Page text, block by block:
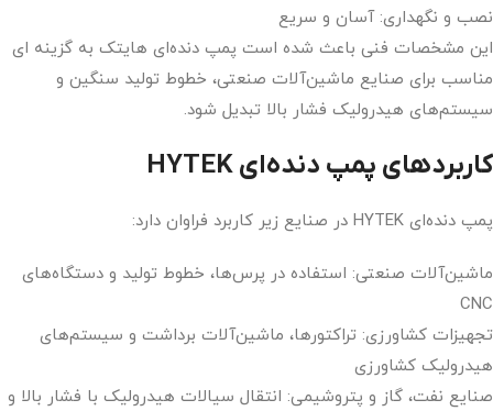
نصب و نگهداری: آسان و سریع
این مشخصات فنی باعث شده است پمپ دنده‌ای هایتک به گزینه ای
مناسب برای صنایع ماشین‌آلات صنعتی، خطوط تولید سنگین و
سیستم‌های هیدرولیک فشار بالا تبدیل شود.
کاربردهای پمپ دنده‌ای HYTEK
پمپ دنده‌ای HYTEK در صنایع زیر کاربرد فراوان دارد:
ماشین‌آلات صنعتی: استفاده در پرس‌ها، خطوط تولید و دستگاه‌های
CNC
تجهیزات کشاورزی: تراکتورها، ماشین‌آلات برداشت و سیستم‌های
هیدرولیک کشاورزی
صنایع نفت، گاز و پتروشیمی: انتقال سیالات هیدرولیک با فشار بالا و